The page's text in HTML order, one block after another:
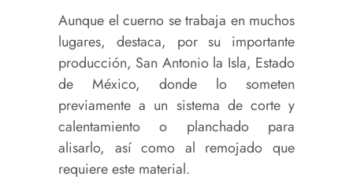
Aunque el cuerno se trabaja en muchos
lugares, destaca, por su importante
producción, San Antonio la Isla, Estado
de México, donde lo someten
previamente a un sistema de corte y
calentamiento o planchado para
alisarlo, así como al remojado que
requiere este material.